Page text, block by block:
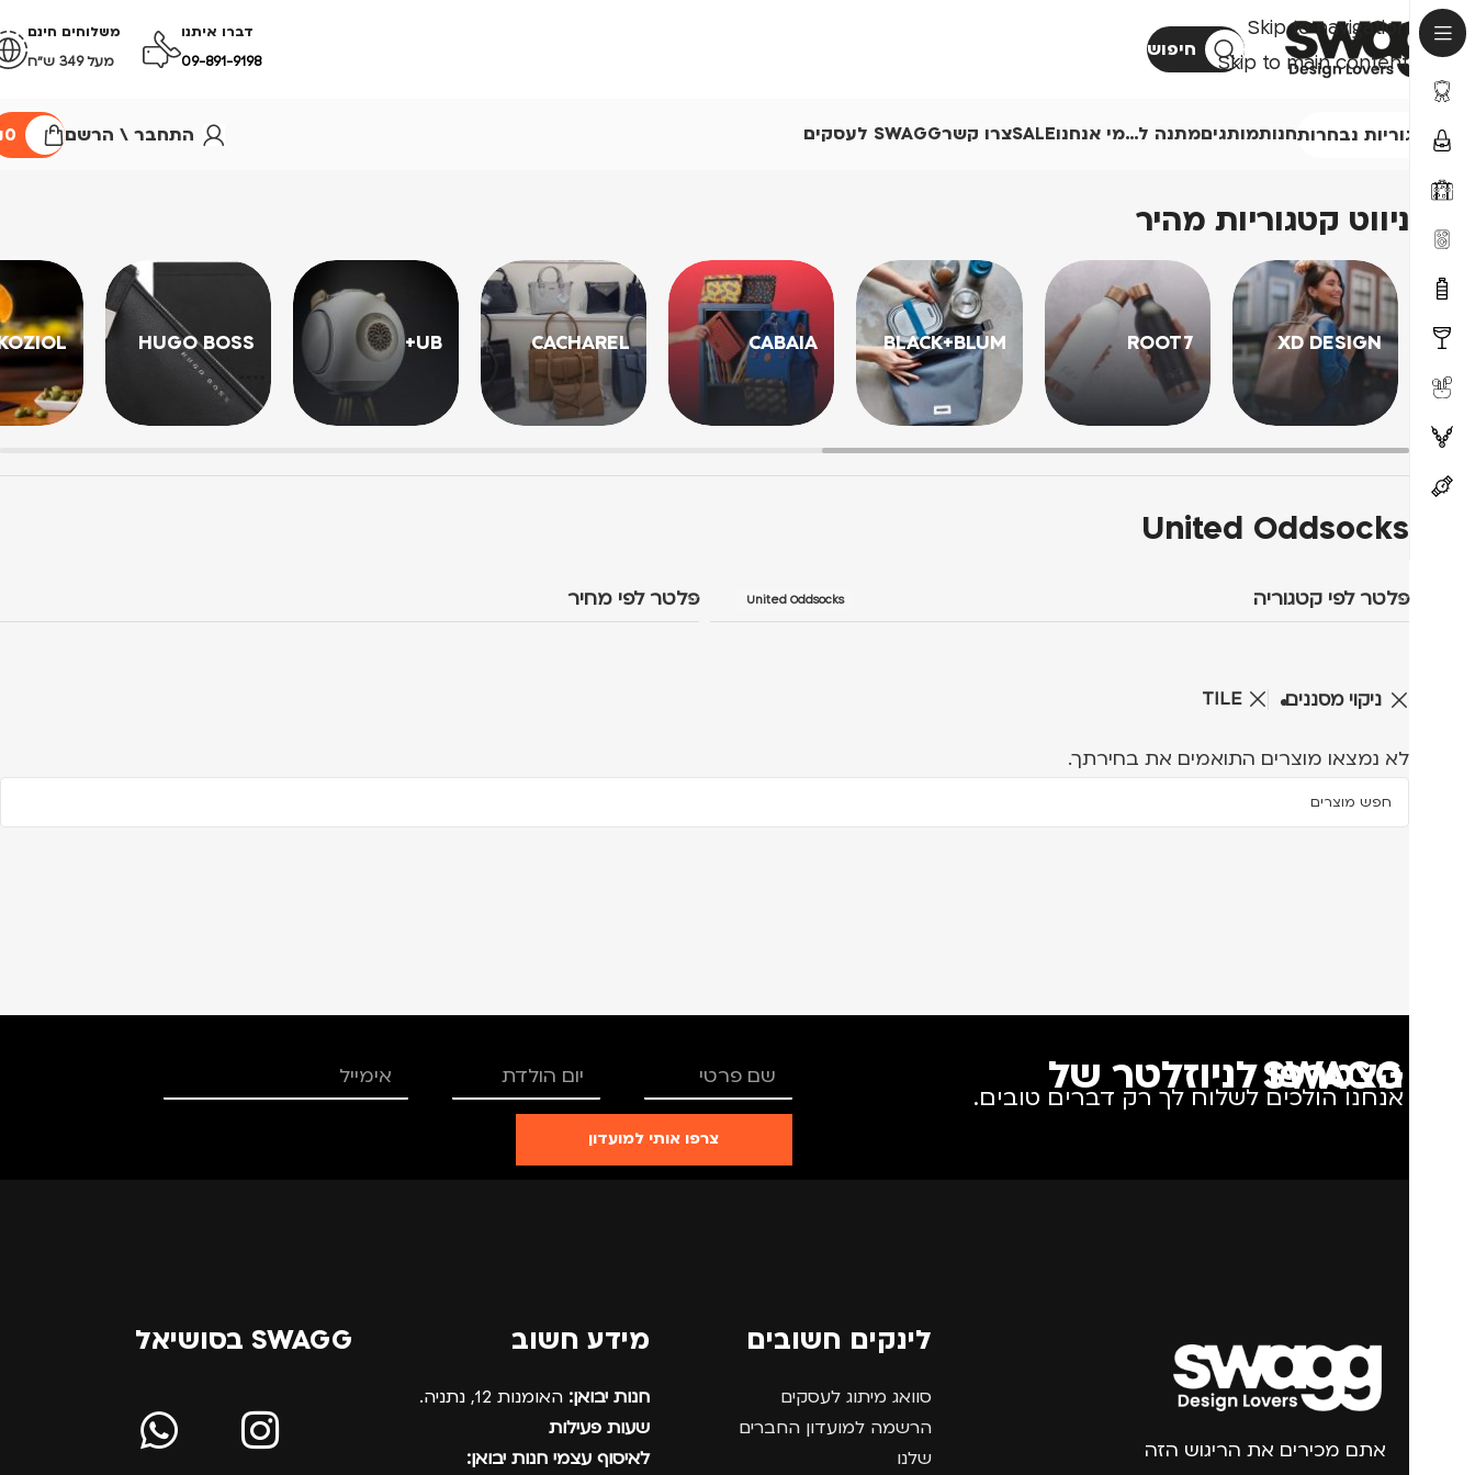
Skip to navigation
Skip to main content
חיפוש
דברו איתנו
09-891-9198
משלוחים חינם
מעל 349 ש״ח
קטגוריות נבחרותחנותמותגיםמתנה ל…מי אנחנוSALEצרו קשרSWAGG לעסקים התחבר \ הרשם 0
ניווט קטגוריות מהיר
XD DESIGN
ROOT7
BLACK+BLUM
CABAIA
CACHAREL
UB+
HUGO BOSS
United Oddsocks
פלטר לפי קטגוריה United Oddsocks פלטר לפי מחיר
ניקוי מסננים TILE
לא נמצאו מוצרים התואמים את בחירתך.
הצטרפו לניוזלטר של SWAGG
אנחנו הולכים לשלוח לך רק דברים טובים.
צרפו אותי למועדון
אתם מכירים את הריגוש הזה
לינקים חשובים
סוואג מיתוג לעסקים
הרשמה למועדון החברים
שלנו
מידע חשוב
חנות יבואן: האומנות 12, נתניה.
שעות פעילות
לאיסוף עצמי חנות יבואן:
SWAGG בסושיאל